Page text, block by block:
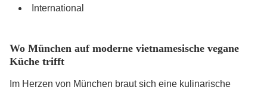
International
Wo München auf moderne vietnamesische vegane
Küche trifft
Im Herzen von München braut sich eine kulinarische